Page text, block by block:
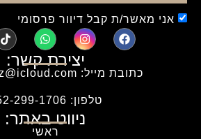
ניווט באתר:
ראשי
יצירת קשר:
כתובת מייל: moshe42z@icloud.com
טלפון: 052-299-1706
אני מאשר/ת קבל דיוור פרסומי